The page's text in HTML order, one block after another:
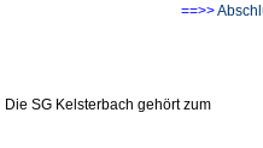
==>>
Die SG Kelsterbach